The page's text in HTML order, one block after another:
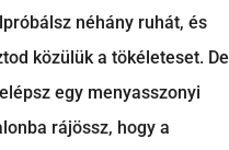
néhány ruhát, és
közülük a tökéleteset. De
egy menyasszonyi
rájössz, hogy a